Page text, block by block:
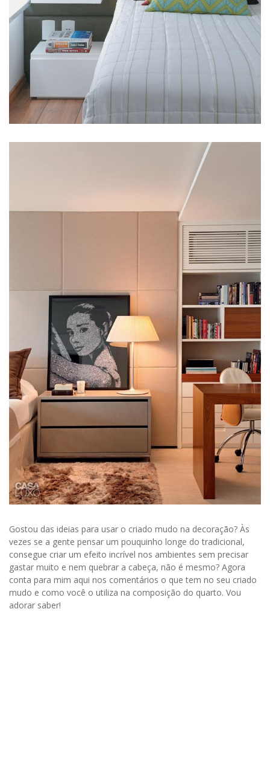
Gostou das ideias para usar o criado mudo na decoração? Às
vezes se a gente pensar um pouquinho longe do tradicional,
consegue criar um efeito incrível nos ambientes sem precisar
gastar muito e nem quebrar a cabeça, não é mesmo? Agora
conta para mim aqui nos comentários o que tem no seu criado
mudo e como você o utiliza na composição do quarto. Vou
adorar saber!